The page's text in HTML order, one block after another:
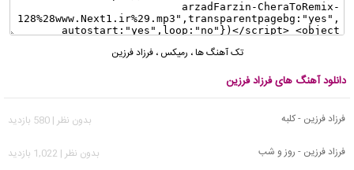
تک آهنگ ها، رمیکس ،فرزاد فرزین
دانلود آهنگ های فرزاد فرزین
فرزاد فرزین - کلبه
بدون نظر | 580 بازدید
فرزاد فرزین - روز و شب
بدون نظر | 1,022 بازدید